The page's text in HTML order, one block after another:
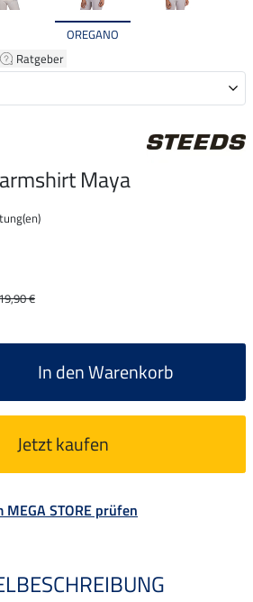
OREGANO
Ratgeber
Maya
€
In den Warenkorb
Jetzt kaufen
STORE prüfen